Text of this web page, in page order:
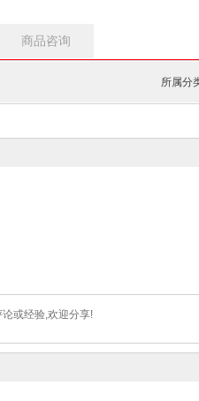
商品咨询
所属分
或经验,欢迎分享!